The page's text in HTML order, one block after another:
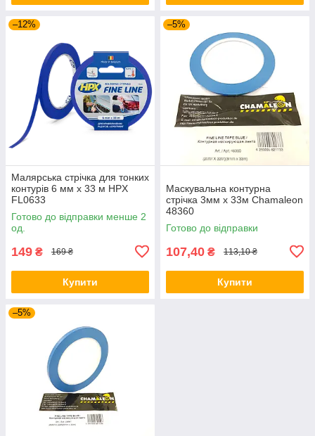
–12%
Малярська стрічка для тонких
контурів 6 мм х 33 м HPX
FL0633
Готово до відправки менше 2
од.
149 ₴ 169 ₴
Купити
–5%
Маскувальна контурна
стрічка 3мм х 33м Chamaleon
48360
Готово до відправки
107,40 ₴ 113,10 ₴
Купити
–5%